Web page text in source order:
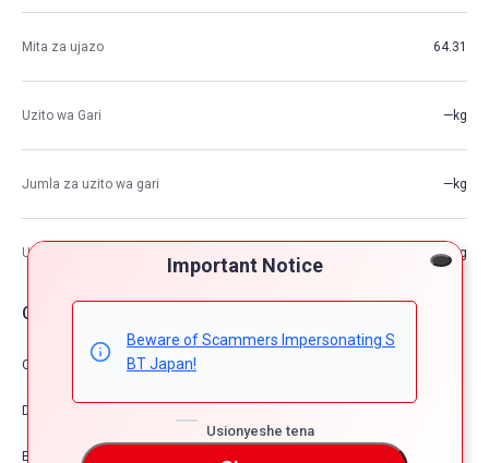
Important Notice
Beware of Scammers Impersonating S
BT Japan!
Usionyeshe tena
Mita za ujazo 64.31
Uzito wa Gari —kg
Jumla za uzito wa gari —kg
Uwezo wa Juu wa Kupakia —kg
Chaguzi za Gari
Comfort & Convenience
Dress Up
Exterior